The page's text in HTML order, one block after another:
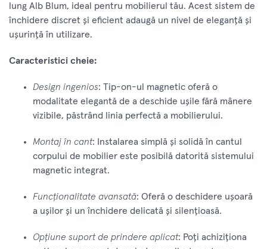
lung Alb Blum, ideal pentru mobilierul tău. Acest sistem de
închidere discret și eficient adaugă un nivel de eleganță și
ușurință în utilizare.
Caracteristici cheie:
Design ingenios: Tip-on-ul magnetic oferă o
modalitate elegantă de a deschide ușile fără mânere
vizibile, păstrând linia perfectă a mobilierului.
Montaj în cant: Instalarea simplă și solidă în cantul
corpului de mobilier este posibilă datorită sistemului
magnetic integrat.
Funcționalitate avansată: Oferă o deschidere ușoară
a ușilor și un închidere delicată și silențioasă.
Opțiune suport de prindere aplicat: Poți achiziționa